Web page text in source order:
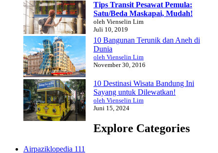
Tips Transit Pesawat Pemula:
Satu/Beda Maskapai, Mudah!
oleh Vienselin Lim
Juli 10, 2019
10 Bangunan Terunik dan Aneh di
Dunia
oleh Vienselin Lim
November 30, 2016
10 Destinasi Wisata Bandung Ini
Sayang untuk Dilewatkan!
oleh Vienselin Lim
Juni 15, 2024
Explore Categories
Airpaziklopedia 111